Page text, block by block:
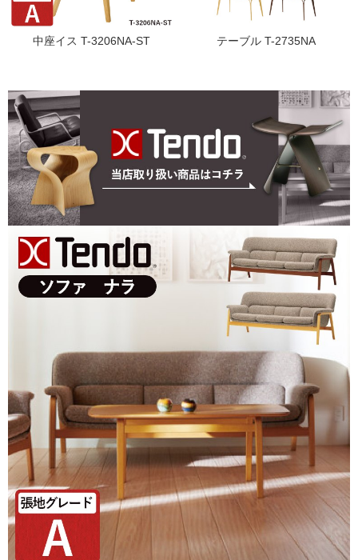
中座イス T-3206NA-ST テーブル T-2735NA